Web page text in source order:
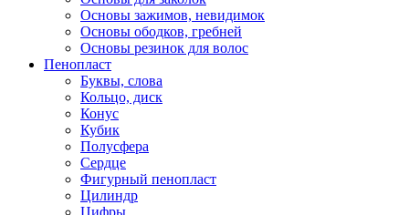
Основы зажимов, невидимок
Основы ободков, гребней
Основы резинок для волос
Пенопласт
Буквы, слова
Кольцо, диск
Конус
Кубик
Полусфера
Сердце
Фигурный пенопласт
Цилиндр